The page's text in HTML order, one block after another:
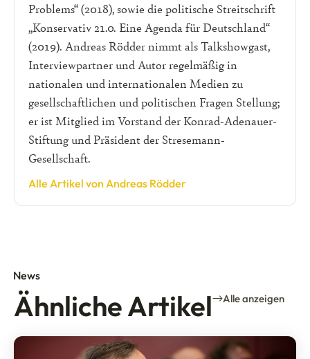
Problems“ (2018), sowie die politische Streitschrift
„Konservativ 21.0. Eine Agenda für Deutschland“
(2019). Andreas Rödder nimmt als Talkshowgast,
Interviewpartner und Autor regelmäßig in
nationalen und internationalen Medien zu
gesellschaftlichen und politischen Fragen Stellung;
er ist Mitglied im Vorstand der Konrad-Adenauer-
Stiftung und Präsident der Stresemann-
Gesellschaft.
Alle Artikel von Andreas Rödder
News
Ähnliche Artikel Alle anzeigen